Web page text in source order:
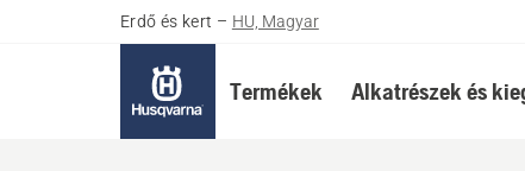
Erdő és kert – HU, Magyar
Termékek Alkatrészek és